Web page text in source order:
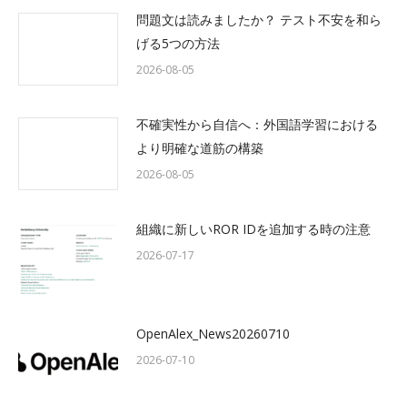
問題文は読みましたか？ テスト不安を和ら
げる5つの方法
2026-08-05
不確実性から自信へ：外国語学習における
より明確な道筋の構築
2026-08-05
組織に新しいROR IDを追加する時の注意
2026-07-17
OpenAlex_News20260710
2026-07-10